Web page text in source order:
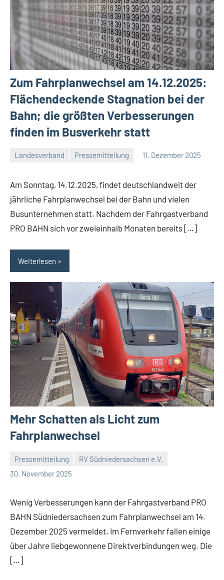
Zum Fahrplanwechsel am 14.12.2025:
Flächendeckende Stagnation bei der
Bahn; die größten Verbesserungen
finden im Busverkehr statt
Landesverband Pressemitteilung 11. Dezember 2025
Am Sonntag, 14.12.2025, findet deutschlandweit der
jährliche Fahrplanwechsel bei der Bahn und vielen
Busunternehmen statt. Nachdem der Fahrgastverband
PRO BAHN sich vor zweieinhalb Monaten bereits […]
Weiterlesen
Mehr Schatten als Licht zum
Fahrplanwechsel
Pressemitteilung
RV Südniedersachsen e.V.
30. November 2025
RV
e.V.
Keine
Wenig Verbesserungen kann der Fahrgastverband PRO
BAHN Südniedersachsen zum Fahrplanwechsel am 14.
Dezember 2025 vermeldet. Im Fernverkehr fallen einige
über Jahre liebgewonnene Direktverbindungen weg. Die
[…]